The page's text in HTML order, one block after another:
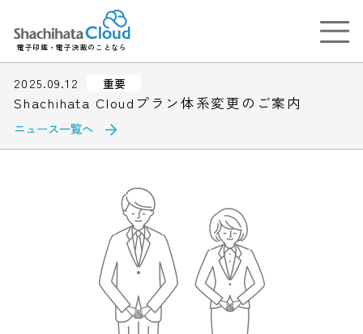
電子印鑑・電子決裁のことなら
2025.09.12 重要
Shachihata Cloudプラン体系変更のご案内
ニュース一覧へ